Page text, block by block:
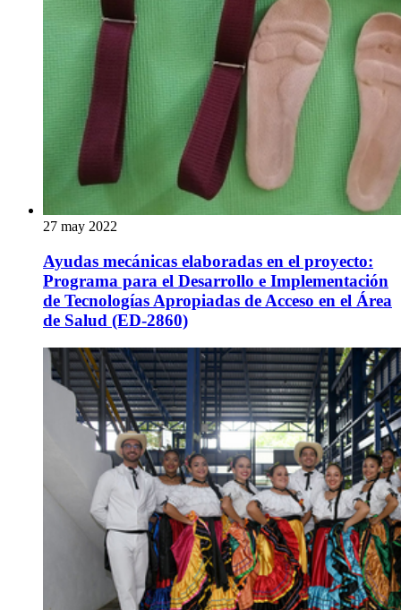
27 may 2022
Ayudas mecánicas elaboradas en el proyecto:
Programa para el Desarrollo e Implementación
de Tecnologías Apropiadas de Acceso en el Área
de Salud (ED-2860)